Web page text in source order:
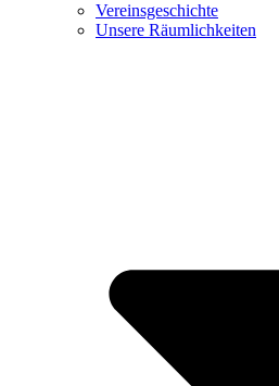
Vereinsgeschichte
Unsere Räumlichkeiten